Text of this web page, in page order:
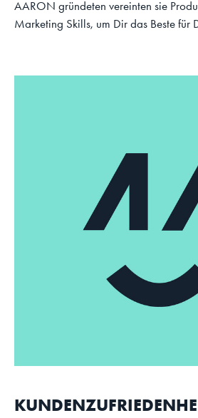
AARON gründeten vereinten sie
Marketing Skills, um Dir das Beste für